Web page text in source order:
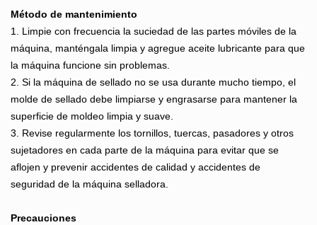
Método de mantenimiento
1. Limpie con frecuencia la suciedad de las partes móviles de la
máquina, manténgala limpia y agregue aceite lubricante para que
la máquina funcione sin problemas.
2. Si la máquina de sellado no se usa durante mucho tiempo, el
molde de sellado debe limpiarse y engrasarse para mantener la
superficie de moldeo limpia y suave.
3. Revise regularmente los tornillos, tuercas, pasadores y otros
sujetadores en cada parte de la máquina para evitar que se
aflojen y prevenir accidentes de calidad y accidentes de
seguridad de la máquina selladora.
Precauciones